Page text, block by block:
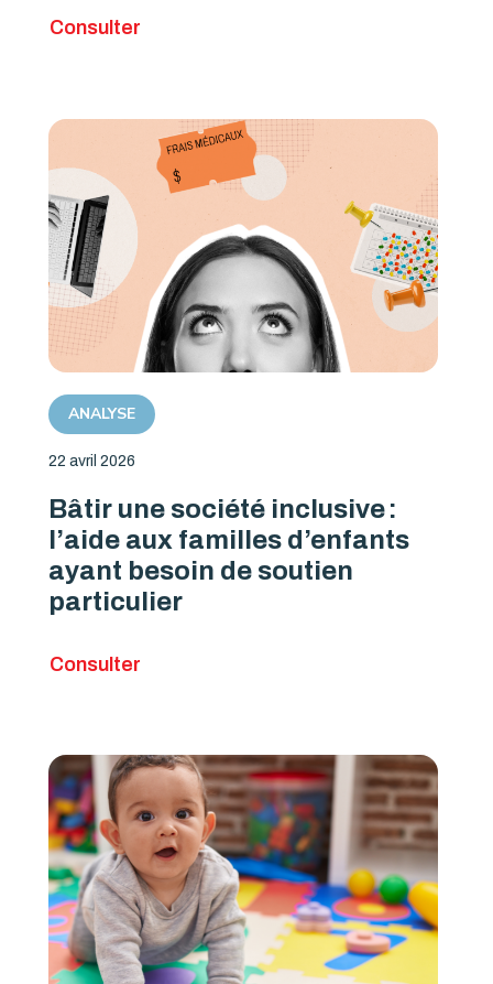
Consulter
ANALYSE
22 avril 2026
Bâtir une société inclusive :
l’aide aux familles d’enfants
ayant besoin de soutien
particulier
Consulter